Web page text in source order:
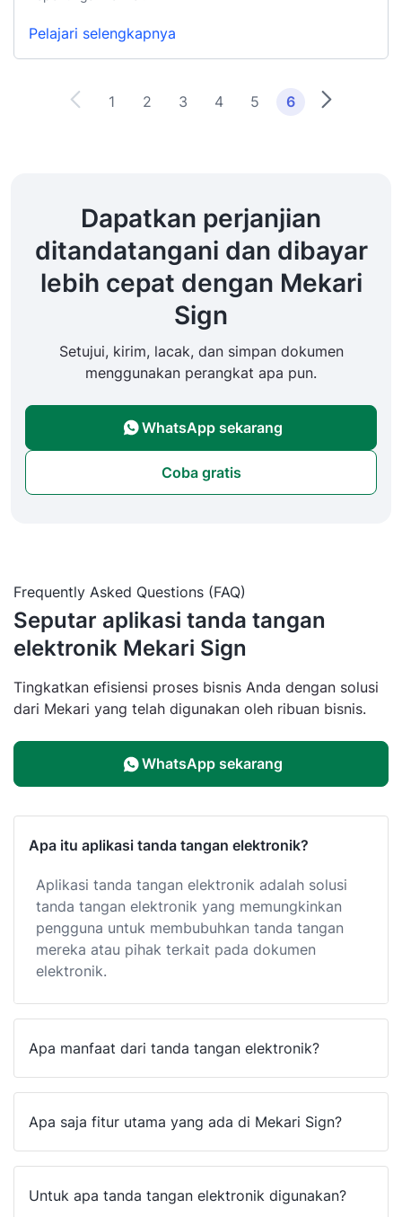
Pelajari selengkapnya
1 2 3 4 5 6
Dapatkan perjanjian
ditandatangani dan dibayar
lebih cepat dengan Mekari
Sign
Setujui, kirim, lacak, dan simpan dokumen
menggunakan perangkat apa pun.
WhatsApp sekarang
Coba gratis
Frequently Asked Questions (FAQ)
Seputar aplikasi tanda tangan
elektronik Mekari Sign
Tingkatkan efisiensi proses bisnis Anda dengan solusi
dari Mekari yang telah digunakan oleh ribuan bisnis.
WhatsApp sekarang
Apa itu aplikasi tanda tangan elektronik?
Aplikasi tanda tangan elektronik adalah solusi
tanda tangan elektronik yang memungkinkan
pengguna untuk membubuhkan tanda tangan
mereka atau pihak terkait pada dokumen
elektronik.
Apa manfaat dari tanda tangan elektronik?
Apa saja fitur utama yang ada di Mekari Sign?
Untuk apa tanda tangan elektronik digunakan?